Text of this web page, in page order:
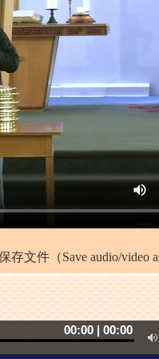
文件（Save audio/video
00:00 | 00:00